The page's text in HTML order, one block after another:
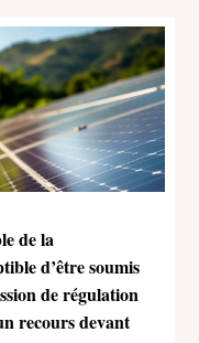
de la
d’être soumis
de régulation
recours devant